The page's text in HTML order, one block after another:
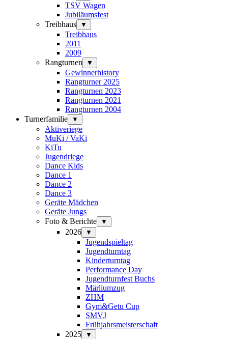
TSV Wagen
Jubiläumsfest
Treibhaus
▼
Treibhaus
2011
2009
Rangturnen
▼
Gewinnerhistory
Rangturner 2025
Rangturnen 2023
Rangturnen 2021
Rangturnen 2004
Turnerfamilie
▼
Aktiveriege
MuKi / VaKi
KiTu
Jugendriege
Dance Kids
Dance 1
Dance 2
Dance 3
Geräte Mädchen
Geräte Jungs
Foto & Berichte
▼
2026 ▼
Jugendspieltag
Jugendturntag
Kinderturntag
Performance Day
Jugendturnfest Buchs
Märliumzug
ZHM
Gym&Getu Cup
SMVJ
Frühjahrsmeisterschaft
2025
▼